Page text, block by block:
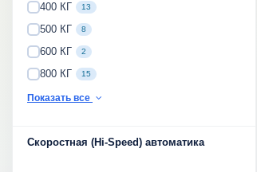
400 КГ 13
500 КГ 8
600 КГ 2
800 КГ 15
Показать все
Скоростная (Hi-Speed) автоматика